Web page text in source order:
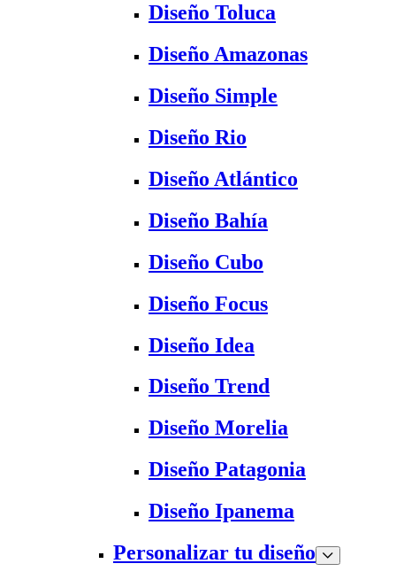
Diseño Toluca
Diseño Amazonas
Diseño Simple
Diseño Rio
Diseño Atlántico
Diseño Bahía
Diseño Cubo
Diseño Focus
Diseño Idea
Diseño Trend
Diseño Morelia
Diseño Patagonia
Diseño Ipanema
Personalizar tu diseño